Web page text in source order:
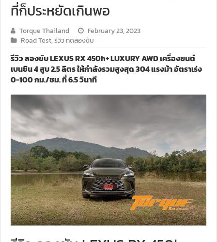
ที่ก็ประหยัดเกินพอ
Torque Thailand
February 23, 2023
Road Test,รีวิว ทดลองขับ
รีวิว ลองขับ LEXUS RX 450h+ LUXURY AWD เครื่องยนต์
เบนซิน 4 สูบ 2.5 ลิตร ให้กำลังรวมสูงสุด 304 แรงม้า อัตราเร่ง
0-100 กม./ชม. ที่ 6.5 วินาที